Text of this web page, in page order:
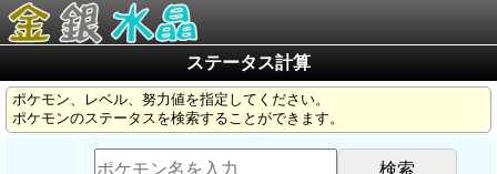
ステータス計算
ポケモン、レベル、努力値を指定してください。
ポケモンのステータスを検索することができます。